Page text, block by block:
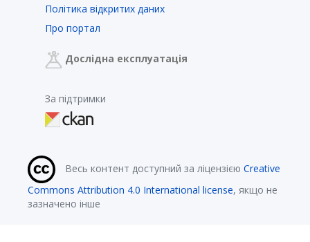
Політика відкритих даних
Про портал
Дослідна експлуатація
За підтримки
Весь контент доступний за ліцензією Creative
Commons Attribution 4.0 International license, якщо не
зазначено інше